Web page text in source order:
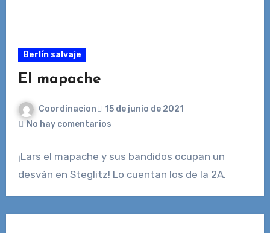
Berlín salvaje
El mapache
Coordinacion
15 de junio de 2021
No hay comentarios
¡Lars el mapache y sus bandidos ocupan un
desván en Steglitz! Lo cuentan los de la 2A.